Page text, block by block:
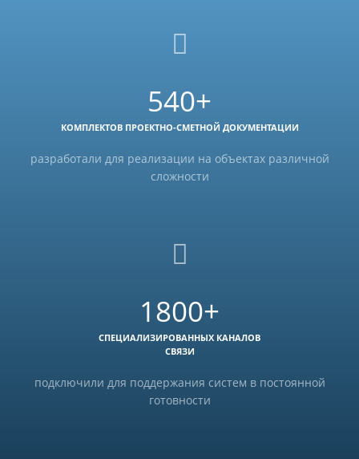
540+
КОМПЛЕКТОВ ПРОЕКТНО-СМЕТНОЙ ДОКУМЕНТАЦИИ
разработали для реализации на объектах различной
сложности
1800+
СПЕЦИАЛИЗИРОВАННЫХ КАНАЛОВ
СВЯЗИ
подключили для поддержания систем в постоянной
готовности